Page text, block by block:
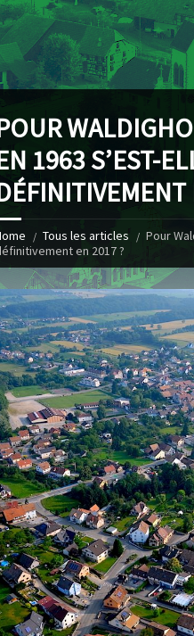
1963 S’EST-
Tous les articles
Pour
en 2017 ?